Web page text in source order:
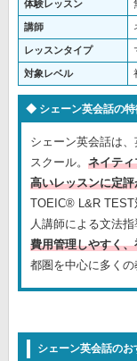
体験レッスン
講師
レッスンタイプ
対象レベル
シェーン英会話の
シェーン英会話は
スクール。 ネイテ
高いレッスンに定
TOEIC® L&R TEST
人講師による文法指
費用管理しやすく
都圏を中心に多くの
シェーン英会話のお